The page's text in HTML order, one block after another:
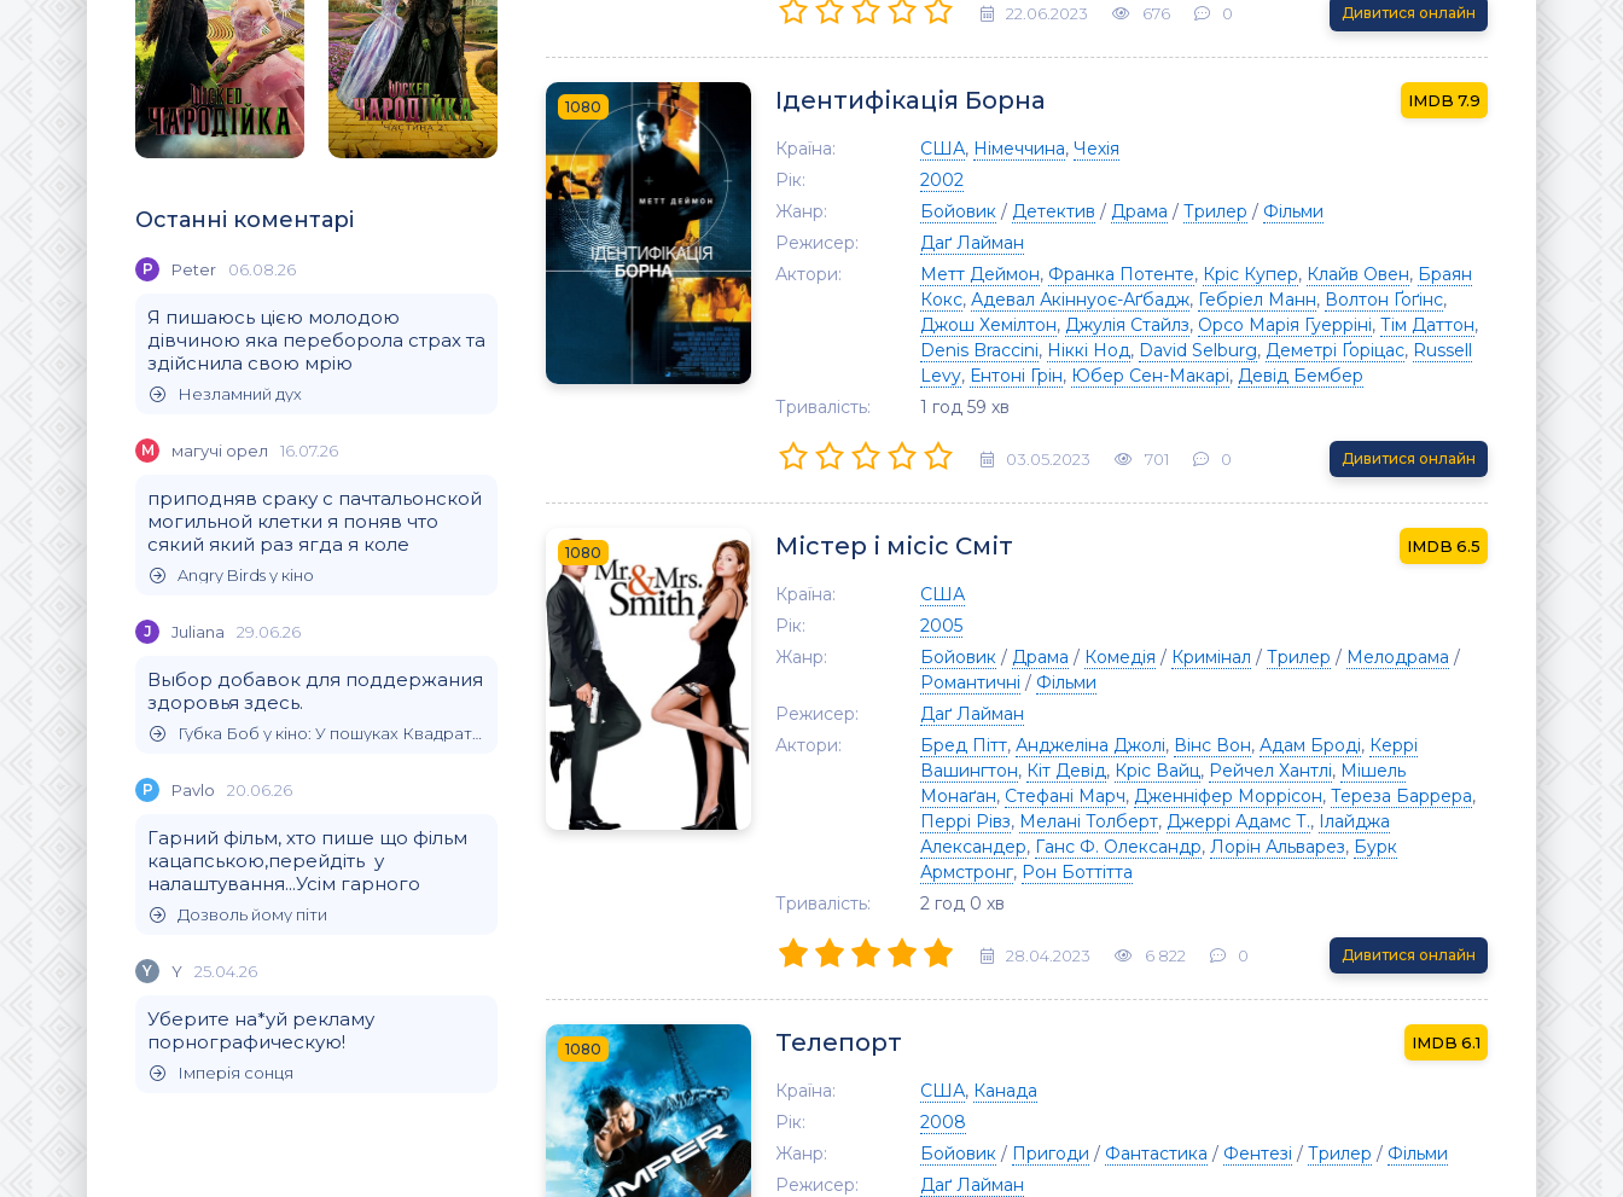
Останні коментарі
P Peter 06.08.26
Я пишаюсь цією молодою
дівчиною яка переборола страх та
здійснила свою мрію
Незламний дух
М магучi орел 16.07.26
приподняв сраку с пачтальонской
могильной клетки я поняв что
сякий який раз ягда я коле
Angry Birds у кіно
J Juliana 29.06.26
Выбор добавок для поддержания
здоровья здесь.
Губка Боб у кіно: У пошуках Квадратних Штанів
P Pavlo 20.06.26
Гарний фільм, хто пише що фільм
кацапською,перейдіть у
налаштування...Усім гарного
Дозволь йому піти
Y Y 25.04.26
Уберите на*уй рекламу
порнографическую!
Імперія сонця
22.06.2023 676 0 Дивитися онлайн
1080 Ідентифікація Борна 7.9
Країна: США, Німеччина, Чехія
Рік:
2002
Жанр:
Бойовик / Детектив / Драма / Трилер / Фільми
Режисер:
Даґ Лайман
Актори:
Метт Деймон, Франка Потенте, Кріс Купер, Клайв Овен, Браян
Кокс, Адевал Акіннуоє-Аґбадж, Гебріел Манн, Волтон Ґоґінс,
Джош Хемілтон, Джулія Стайлз, Орсо Марія Гуерріні, Тім Даттон,
Denis Braccini, Ніккі Нод, David Selburg, Деметрі Ґоріцас, Russell
Levy, Ентоні Грін, Юбер Сен-Макарі, Девід Бембер
Тривалість:
1 год 59 хв
03.05.2023 701 0 Дивитися онлайн
1080 Містер і місіс Сміт 6.5
Країна:
США
Рік:
2005
Жанр:
Бойовик / Драма / Комедія / Кримінал / Трилер / Мелодрама /
Романтичні / Фільми
Режисер:
Даґ Лайман
Актори:
Бред Пітт, Анджеліна Джолі, Вінс Вон, Адам Броді, Керрі
Вашингтон, Кіт Девід, Кріс Вайц, Рейчел Хантлі, Мішель
Монаґан, Стефані Марч, Дженніфер Моррісон, Тереза Баррера,
Перрі Рівз, Мелані Толберт, Джеррі Адамс Т., Ілайджа
Александер, Ганс Ф. Олександр, Лорін Альварез, Бурк
Армстронг, Рон Боттітта
Тривалість:
2 год 0 хв
28.04.2023 6 822 0 Дивитися онлайн
1080 Телепорт 6.1
Країна: США, Канада
Рік:
2008
Жанр:
Бойовик / Пригоди / Фантастика / Фентезі / Трилер / Фільми
Режисер:
Даґ Лайман